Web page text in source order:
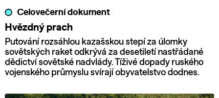
Celovečerní dokument
Hvězdný prach
Putování rozsáhlou kazašskou stepí za úlomky
sovětských raket odkrývá za desetiletí nastřádané
dědictví sovětské nadvlády. Tíživé dopady ruského
vojenského průmyslu svírají obyvatelstvo dodnes.